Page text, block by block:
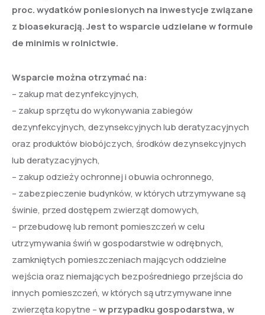
proc. wydatków poniesionych na inwestycje związane
z bioasekuracją. Jest to wsparcie udzielane w formule
de minimis w rolnictwie.
Wsparcie można otrzymać na:
– zakup mat dezynfekcyjnych,
– zakup sprzętu do wykonywania zabiegów
dezynfekcyjnych, dezynsekcyjnych lub deratyzacyjnych
oraz produktów biobójczych, środków dezynsekcyjnych
lub deratyzacyjnych,
– zakup odzieży ochronnej i obuwia ochronnego,
– zabezpieczenie budynków, w których utrzymywane są
świnie, przed dostępem zwierząt domowych,
– przebudowę lub remont pomieszczeń w celu
utrzymywania świń w gospodarstwie w odrębnych,
zamkniętych pomieszczeniach mających oddzielne
wejścia oraz niemających bezpośredniego przejścia do
innych pomieszczeń, w których są utrzymywane inne
zwierzęta kopytne –w przypadku gospodarstwa, w